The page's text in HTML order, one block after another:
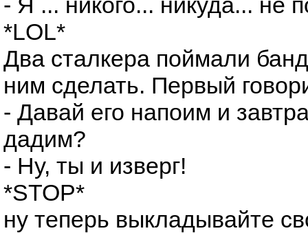
*LOL*
Два сталкера поймали
ним сделать. Первый
- Давай его напоим и
дадим?
- Ну, ты и изверг!
*STOP*
ну теперь выкладывайте